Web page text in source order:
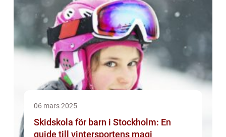
06 mars 2025
Skidskola för barn i Stockholm: En
guide till vintersportens magi